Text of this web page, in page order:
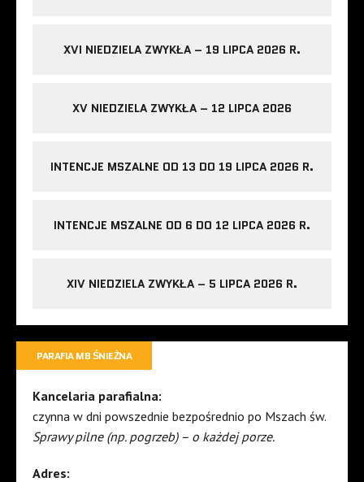
XVI NIEDZIELA ZWYKŁA – 19 LIPCA 2026 R.
XV NIEDZIELA ZWYKŁA – 12 LIPCA 2026
INTENCJE MSZALNE OD 13 DO 19 LIPCA 2026 R.
INTENCJE MSZALNE OD 6 DO 12 LIPCA 2026 R.
XIV NIEDZIELA ZWYKŁA – 5 LIPCA 2026 R.
PARAFIA MB ŚNIEŻNA
Kancelaria parafialna:
czynna w dni powszednie bezpośrednio po Mszach św.
Sprawy pilne (np. pogrzeb) – o każdej porze.
Adres: